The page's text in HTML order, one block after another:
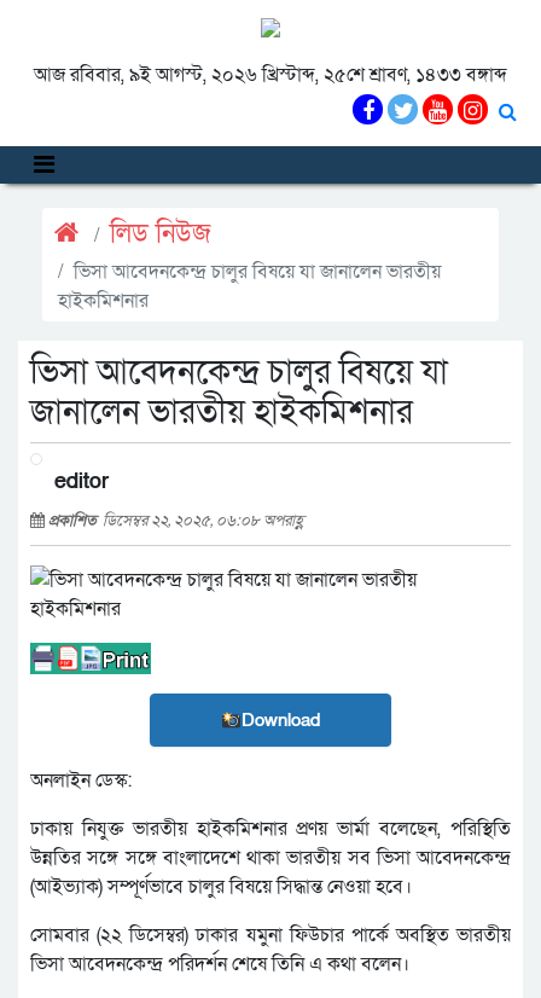
আজ রবিবার, ৯ই আগস্ট, ২০২৬ খ্রিস্টাব্দ, ২৫শে শ্রাবণ, ১৪৩৩ বঙ্গাব্দ
লিড নিউজ
ভিসা আবেদনকেন্দ্র চালুর বিষয়ে যা জানালেন ভারতীয়
হাইকমিশনার
ভিসা আবেদনকেন্দ্র চালুর বিষয়ে যা
জানালেন ভারতীয় হাইকমিশনার
editor
প্রকাশিত ডিসেম্বর ২২, ২০২৫, ০৬:০৮ অপরাহ্ণ
Download
অনলাইন ডেস্ক:
ঢাকায় নিযুক্ত ভারতীয় হাইকমিশনার প্রণয় ভার্মা বলেছেন, পরিস্থিতি
উন্নতির সঙ্গে সঙ্গে বাংলাদেশে থাকা ভারতীয় সব ভিসা আবেদনকেন্দ্র
(আইভ্যাক) সম্পূর্ণভাবে চালুর বিষয়ে সিদ্ধান্ত নেওয়া হবে।
সোমবার (২২ ডিসেম্বর) ঢাকার যমুনা ফিউচার পার্কে অবস্থিত ভারতীয়
ভিসা আবেদনকেন্দ্র পরিদর্শন শেষে তিনি এ কথা বলেন।